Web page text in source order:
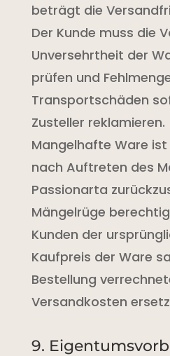
beträgt die
Der Kunde muss die
Unversehrtheit der
prüfen und
Transportschäden
Zusteller reklamieren.
Mangelhafte Ware
nach Auftreten des
Passionarta
Mängelrüge
Kunden der
Kaufpreis der Ware
Bestellung
Versandkosten
9.